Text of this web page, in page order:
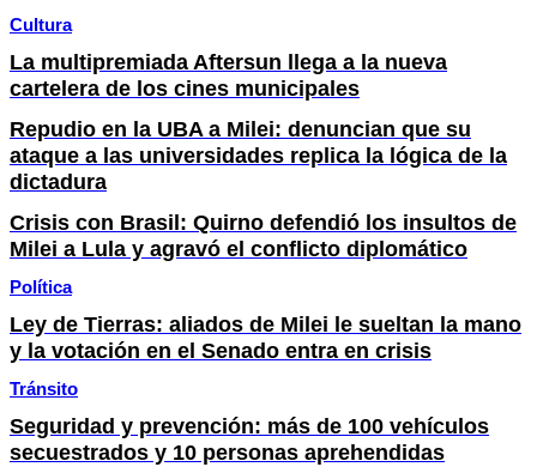
Cultura
La multipremiada Aftersun llega a la nueva
cartelera de los cines municipales
Repudio en la UBA a Milei: denuncian que su
ataque a las universidades replica la lógica de la
dictadura
Crisis con Brasil: Quirno defendió los insultos de
Milei a Lula y agravó el conflicto diplomático
Política
Ley de Tierras: aliados de Milei le sueltan la mano
y la votación en el Senado entra en crisis
Tránsito
Seguridad y prevención: más de 100 vehículos
secuestrados y 10 personas aprehendidas